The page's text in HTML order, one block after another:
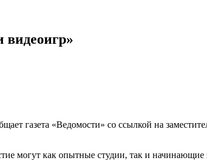
видеоигр»
газета «Ведомости» со ссылкой на
могут как опытные студии, так и начинающие